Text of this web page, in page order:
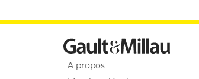
A propos